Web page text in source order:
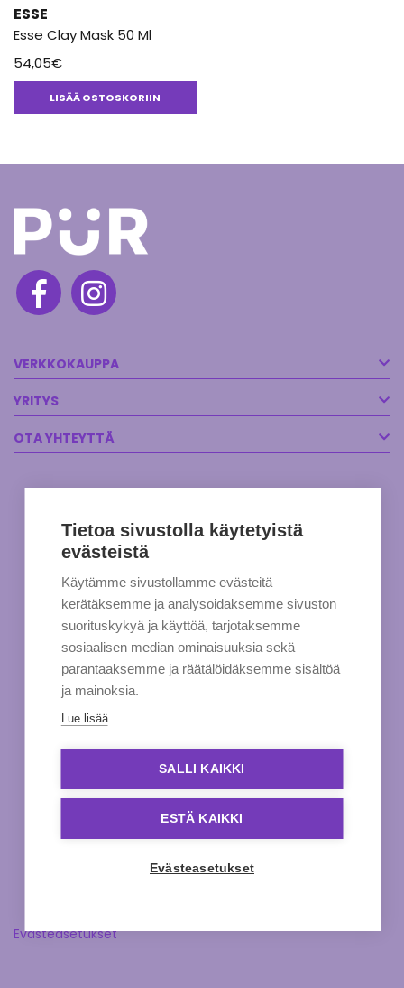
ESSE
Esse Clay Mask 50 Ml
54,05€
LISÄÄ OSTOSKORIIN
VERKKOKAUPPA
YRITYS
OTA YHTEYTTÄ
Evästeasetukset
Tietoa sivustolla käytetyistä
evästeistä
Käytämme sivustollamme evästeitä
kerätäksemme ja analysoidaksemme sivuston
suorituskykyä ja käyttöä, tarjotaksemme
sosiaalisen median ominaisuuksia sekä
parantaaksemme ja räätälöidäksemme sisältöä
ja mainoksia.
Lue lisää
SALLI KAIKKI
ESTÄ KAIKKI
Evästeasetukset